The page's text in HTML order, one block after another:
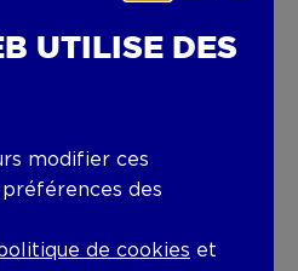
énergétique
UTILISE DES
modifier ces
des
de cookies et